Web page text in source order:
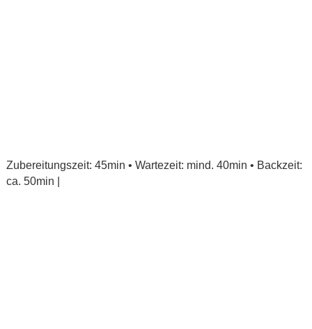
Zubereitungszeit: 45min • Wartezeit: mind. 40min • Backzeit:
ca. 50min |